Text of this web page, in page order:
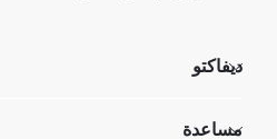
ديفاكتو
مساعدة